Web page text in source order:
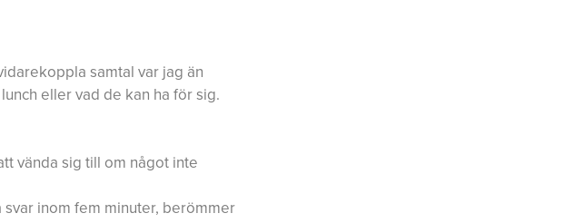
samtal var jag än
eller vad de kan ha för sig.
vända sig till om något inte
inom fem minuter, berömmer